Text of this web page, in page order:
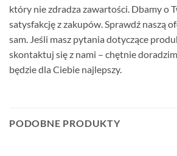
który nie zdradza zawartości. Dbamy o
satysfakcję z zakupów. Sprawdź naszą
sam. Jeśli masz pytania dotyczące
skontaktuj się z nami – chętnie
będzie dla Ciebie najlepszy.
PODOBNE PRODUKTY